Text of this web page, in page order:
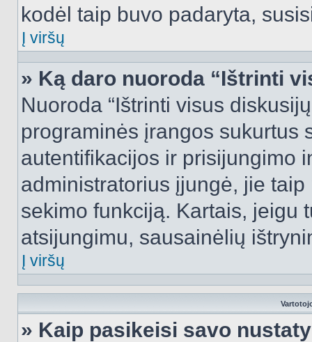
kodėl taip buvo padaryta,
Į viršų
» Ką daro nuoroda “Ištrinti
Nuoroda “Ištrinti visus
programinės įrangos sukurtus
autentifikacijos ir prisijungimo
administratorius įjungė, jie
sekimo funkciją. Kartais, jeigu
atsijungimu, sausainėlių
Į viršų
» Kaip pasikeisi savo